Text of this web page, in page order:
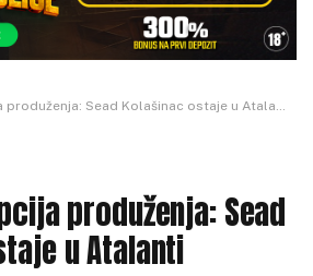
Sead Kolašinac ostaje u Atalanti
produženja: Sead
u Atalanti